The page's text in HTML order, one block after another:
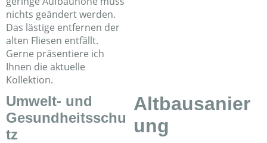
nichts geändert werden.
Das lästige entfernen der
alten Fliesen entfällt.
Gerne präsentiere ich
Ihnen die aktuelle
Kollektion.
Umwelt- und
Gesundheitsschu
tz
Altbausanier
ung